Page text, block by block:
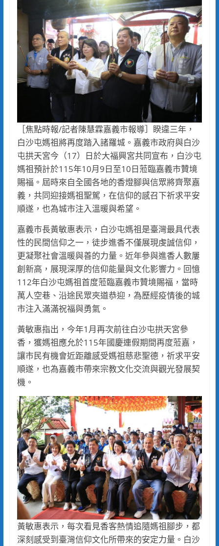
［焦點時報/記者陳慧霖嘉義市報導］睽違三年，
白沙屯媽祖將再度踏入諸羅城。嘉義市政府與白沙
屯拱天宮今（17）日於大福興宮共同宣布，白沙屯
媽祖預計於115年10月9日至10日蒞臨嘉義市贊境
賜福。屆時來自全國各地的香燈腳與信眾將齊聚嘉
義，共同迎接媽祖聖駕，在信仰的感召下祈求平安
順遂，也為城市注入溫暖與希望。
嘉義市長黃敏惠表示，白沙屯媽祖是臺灣最具代表
性的民間信仰之一，徒步進香不僅展現虔誠信仰，
更凝聚社會溫暖與善的力量。近年參與進香人數屢
創新高，展現深厚的信仰能量與文化影響力。回憶
112年白沙屯媽祖首度蒞臨嘉義市贊境賜福，當時
萬人空巷、沿途民眾夾道恭迎，為歷經疫情後的城
市注入滿滿祝福與勇氣。
黃敏惠指出，今年1月再次前往白沙屯拱天宮參
香，獲媽祖應允於115年國慶連假期間再度蒞嘉，
讓市民有機會近距離感受媽祖慈悲聖德，祈求平安
順遂，也為嘉義市帶來宗教文化交流與觀光發展契
機。
黃敏惠表示，每次看見香客熱情追隨媽祖腳步，都
深刻感受到臺灣信仰文化所帶來的安定力量。白沙